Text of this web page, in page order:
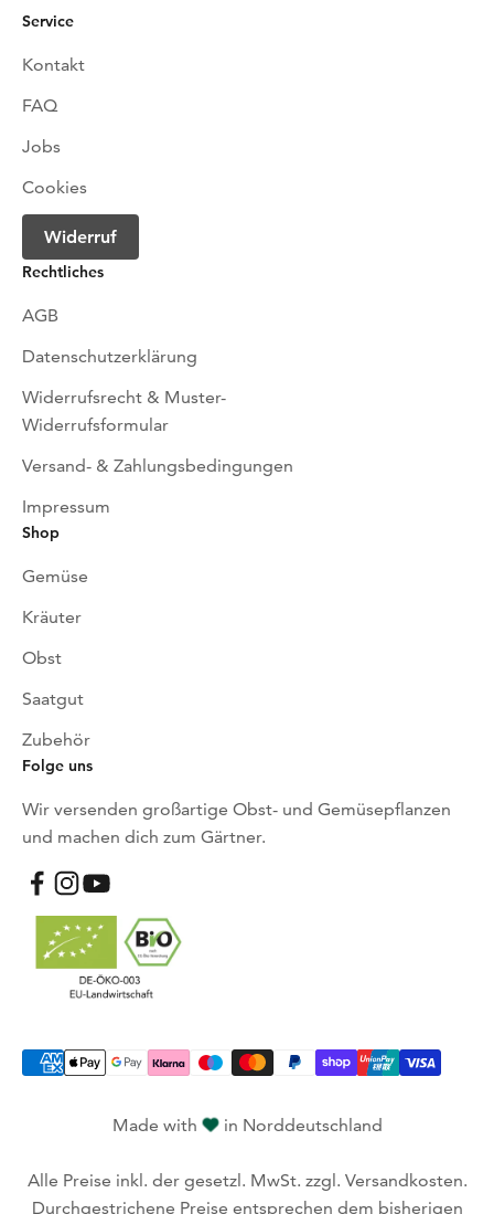
Service
Kontakt
FAQ
Jobs
Cookies
Widerruf
Rechtliches
AGB
Datenschutzerklärung
Widerrufsrecht & Muster-
Widerrufsformular
Versand- & Zahlungsbedingungen
Impressum
Shop
Gemüse
Kräuter
Obst
Saatgut
Zubehör
Folge uns
Wir versenden großartige Obst- und Gemüsepflanzen
und machen dich zum Gärtner.
Made with in Norddeutschland
Alle Preise inkl. der gesetzl. MwSt. zzgl. Versandkosten.
Durchgestrichene Preise entsprechen dem bisherigen